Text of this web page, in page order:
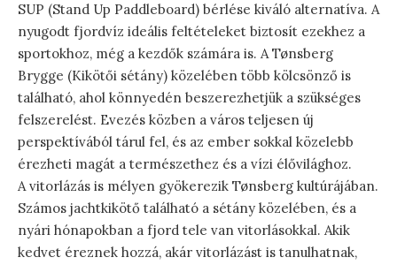
SUP (Stand Up Paddleboard) bérlése kiváló alternatíva. A
nyugodt fjordvíz ideális feltételeket biztosít ezekhez a
sportokhoz, még a kezdők számára is. A Tønsberg
Brygge (Kikötői sétány) közelében több kölcsönző is
található, ahol könnyedén beszerezhetjük a szükséges
felszerelést. Evezés közben a város teljesen új
perspektívából tárul fel, és az ember sokkal közelebb
érezheti magát a természethez és a vízi élővilághoz.
A vitorlázás is mélyen gyökerezik Tønsberg kultúrájában.
Számos jachtkikötő található a sétány közelében, és a
nyári hónapokban a fjord tele van vitorlásokkal. Akik
kedvet éreznek hozzá, akár vitorlázást is tanulhatnak,